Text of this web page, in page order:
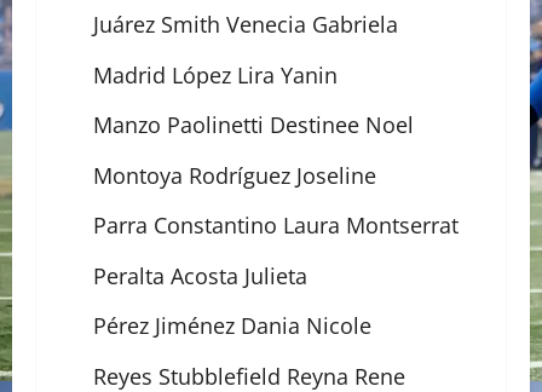
Juárez Smith Venecia Gabriela
Madrid López Lira Yanin
Manzo Paolinetti Destinee Noel
Montoya Rodríguez Joseline
Parra Constantino Laura Montserrat
Peralta Acosta Julieta
Pérez Jiménez Dania Nicole
Reyes Stubblefield Reyna Rene